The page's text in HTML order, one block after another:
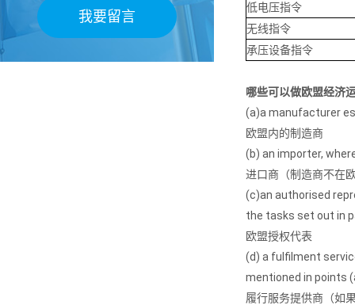
我要留言
低电压指令
无线指令
承压设备指令
哪些可以做欧盟经济
(a)a manufacturer
欧盟内的制造商
(b) an importer,
进口商（制造商不在
(c)an authorised
the tasks set out in
欧盟授权代表
(d) a fulfilment
mentioned in points
履行服务提供商（